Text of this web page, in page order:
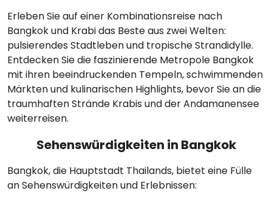
Erleben Sie auf einer Kombinationsreise nach
Bangkok und Krabi das Beste aus zwei Welten:
pulsierendes Stadtleben und tropische Strandidylle.
Entdecken Sie die faszinierende Metropole Bangkok
mit ihren beeindruckenden Tempeln, schwimmenden
Märkten und kulinarischen Highlights, bevor Sie an die
traumhaften Strände Krabis und der Andamanensee
weiterreisen.
Sehenswürdigkeiten in Bangkok
Bangkok, die Hauptstadt Thailands, bietet eine Fülle
an Sehenswürdigkeiten und Erlebnissen: